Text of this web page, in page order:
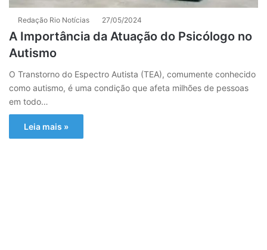
Redação Rio Notícias 27/05/2024
A Importância da Atuação do Psicólogo no
Autismo
O Transtorno do Espectro Autista (TEA), comumente conhecido
como autismo, é uma condição que afeta milhões de pessoas
em todo…
Leia mais »